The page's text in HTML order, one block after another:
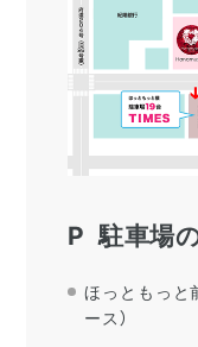
駐車場
ほっともっと
ース）